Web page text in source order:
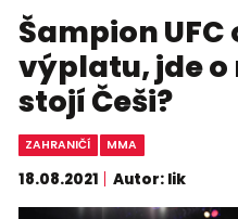
Šampion
výplatu, jde o
stojí Češi?
ZAHRANIČÍ MMA
18.08.2021 Autor: lik